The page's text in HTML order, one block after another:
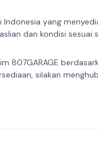
Indonesia yang
dan kondisi sesuai
807GARAGE
silakan